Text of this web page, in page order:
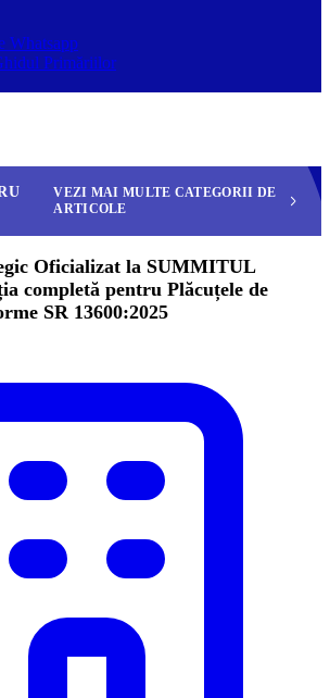
Whatsapp
Primăriilor
VEZI MAI MULTE CATEGORII DE
ARTICOLE
Oficializat la SUMMITUL
completă pentru Plăcuțele de
SR 13600:2025